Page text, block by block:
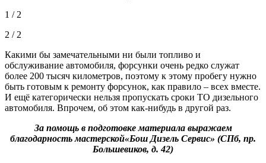
1 / 2
2 / 2
Какими бы замечательными ни были топливо и
обслуживание автомобиля, форсунки очень редко служат
более 200 тысяч километров, поэтому к этому пробегу нужно
быть готовым к ремонту форсунок, как правило – всех вместе.
И ещё категорически нельзя пропускать сроки ТО дизельного
автомобиля. Впрочем, об этом как-нибудь в другой раз.
За помощь в подготовке материала выражаем
благодарность мастерской«Бош Дизель Сервис» (СПб, пр.
Большевиков, д. 42)